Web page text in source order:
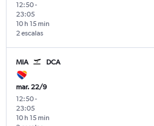
12:50-
23:05
2 escalas
10 h 15 min
MIA DCA
mar. 22/9
12:50-
23:05
10 h 15 min